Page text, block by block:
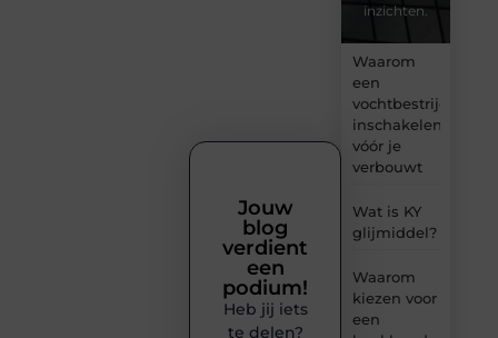
inzichten.
Waarom
een
inschakelen
vóór je
verbouwt
Wat is KY
glijmiddel?
Waarom
kiezen voor
een
Jouw
blog
verdient
een
podium!
Heb jij iets
te delen?